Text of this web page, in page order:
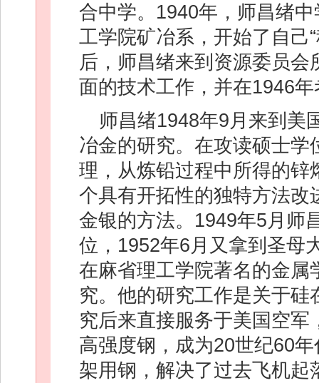
合中学。1940年，师昌绪
工学院矿冶系，开始了自己
后，师昌绪来到资源委员
面的技术工作，并在1946
师昌绪1948年9月来到美
冶金的研究。在攻读硕士
理，从炼铅过程中所得的
个具有开拓性的独特方法
金银的方法。1949年5月师
位，1952年6月又拿到圣母
在麻省理工学院著名的金
究。他的研究工作是关于
究后来直接服务于美国空
高强度钢，成为20世纪60
架用钢，解决了过去飞机